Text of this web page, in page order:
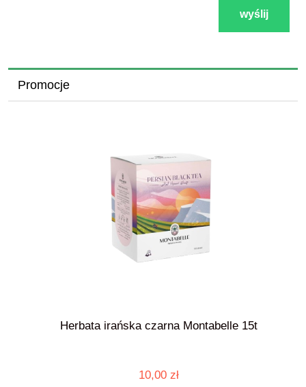
wyślij
Promocje
Herbata irańska czarna Montabelle 15t
10,00 zł